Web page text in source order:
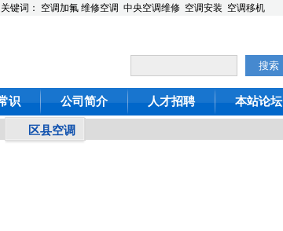
关键词： 空调加氟 维修空调 中央空调维修 空调安装 空调移机
识 公司简介 人才招聘 本站论坛
区县空调